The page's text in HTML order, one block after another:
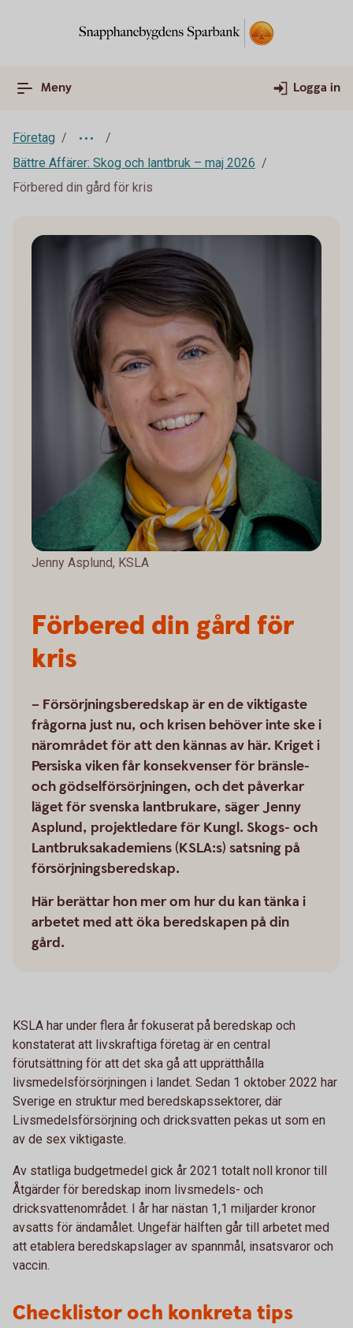
Meny Logga in
Företag
Bättre Affärer: Skog och lantbruk – maj 2026
Förbered din gård för kris
Förbered din gård för
kris
– Försörjningsberedskap är en de viktigaste
frågorna just nu, och krisen behöver inte ske i
närområdet för att den kännas av här. Kriget i
Persiska viken får konsekvenser för bränsle-
och gödselförsörjningen, och det påverkar
läget för svenska lantbrukare, säger Jenny
Asplund, projektledare för Kungl. Skogs- och
Lantbruksakademiens (KSLA:s) satsning på
försörjningsberedskap.
Här berättar hon mer om hur du kan tänka i
arbetet med att öka beredskapen på din
gård.
Jenny Asplund, KSLA
KSLA har under flera år fokuserat på beredskap och
konstaterat att livskraftiga företag är en central
förutsättning för att det ska gå att upprätthålla
livsmedelsförsörjningen i landet. Sedan 1 oktober 2022 har
Sverige en struktur med beredskapssektorer, där
Livsmedelsförsörjning och dricksvatten pekas ut som en
av de sex viktigaste.
Av statliga budgetmedel gick år 2021 totalt noll kronor till
Åtgärder för beredskap inom livsmedels- och
dricksvattenområdet. I år har nästan 1,1 miljarder kronor
avsatts för ändamålet. Ungefär hälften går till arbetet med
att etablera beredskapslager av spannmål, insatsvaror och
vaccin.
Checklistor och konkreta tips